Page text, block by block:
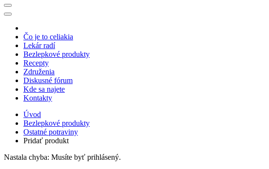
Čo je to celiakia
Lekár radí
Bezlepkové produkty
Recepty
Združenia
Diskusné fórum
Kde sa najete
Kontakty
Úvod
Bezlepkové produkty
Ostatné potraviny
Pridať produkt
Nastala chyba: Musíte byť prihlásený.